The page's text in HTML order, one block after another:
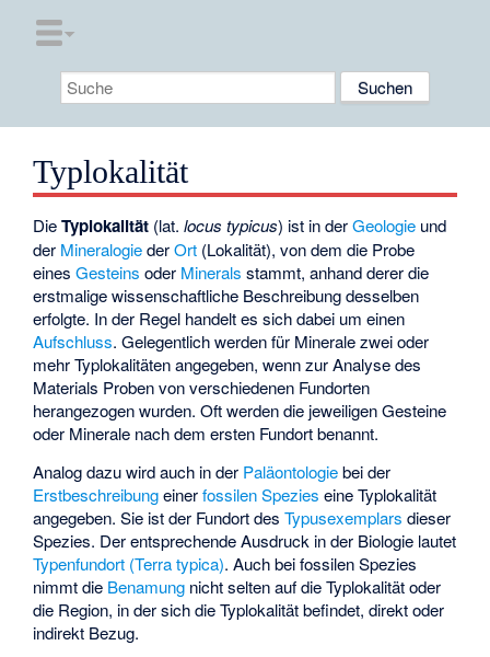
Typlokalität
DieTyplokalität (lat.locus typicus) ist in derGeologie und
der MineralogiederOrt (Lokalität), von dem die Probe
einesGesteins oder Minerals stammt, anhand derer die
erstmalige wissenschaftliche Beschreibung desselben
erfolgte. In der Regel handelt es sich dabei um einen
Aufschluss. Gelegentlich werden für Minerale zwei oder
mehr Typlokalitäten angegeben, wenn zur Analyse des
Materials Proben von verschiedenen Fundorten
herangezogen wurden. Oft werden die jeweiligen Gesteine
oder Minerale nach dem ersten Fundort benannt.
Analog dazu wird auch in der Paläontologiebei der
Erstbeschreibungeinerfossilen Spezies eine Typlokalität
angegeben. Sie ist der Fundort desTypusexemplars dieser
Spezies. Der entsprechende Ausdruck in der Biologie lautet
Typenfundort (Terra typica). Auch bei fossilen Spezies
nimmt die Benamung nicht selten auf die Typlokalität oder
die Region, in der sich die Typlokalität befindet, direkt oder
indirekt Bezug.